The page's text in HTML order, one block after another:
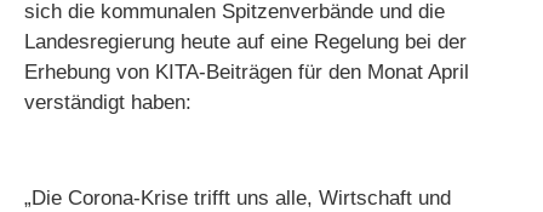
sich die kommunalen Spitzenverbände und die
Landesregierung heute auf eine Regelung bei der
Erhebung von KITA-Beiträgen für den Monat April
verständigt haben:
„Die Corona-Krise trifft uns alle, Wirtschaft und